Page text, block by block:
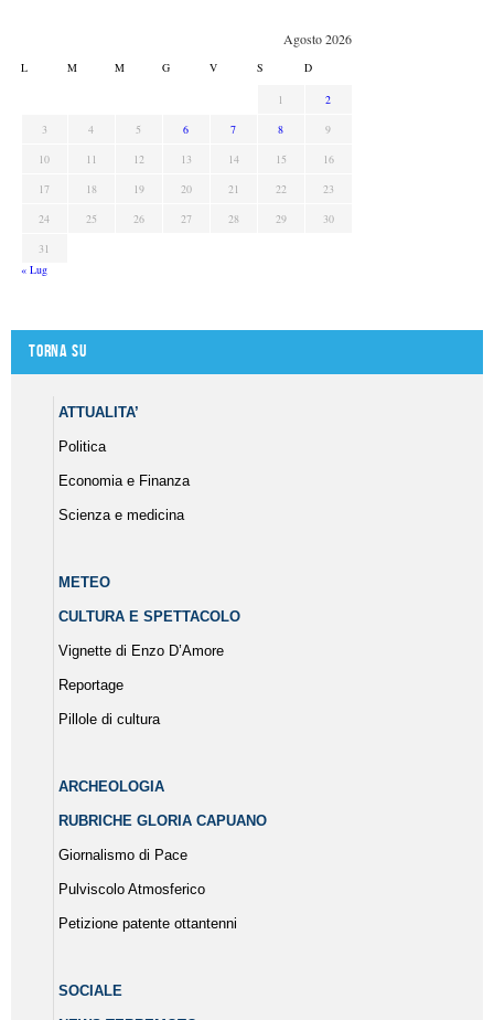
Agosto 2026
L M M G V S D
1
2
3
4 5 6 7 8
9
10
11 12 13 14 15
16
17
18 19 20 21 22
23
24
25 26 27 28 29
30
31
« Lug
Torna su
ATTUALITA’
Politica
Economia e Finanza
Scienza e medicina
METEO
CULTURA E SPETTACOLO
Vignette di Enzo D’Amore
Reportage
Pillole di cultura
ARCHEOLOGIA
RUBRICHE GLORIA CAPUANO
Giornalismo di Pace
Pulviscolo Atmosferico
Petizione patente ottantenni
SOCIALE